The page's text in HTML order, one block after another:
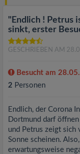
"Endlich ! Petrus
sinkt, erster
GESCHRIEBEN AM
Besucht am
2 Personen
Endlich, der Corona
Dortmund darf
und Petrus zeigt sich
Sonne scheinen.
erwartungsweise